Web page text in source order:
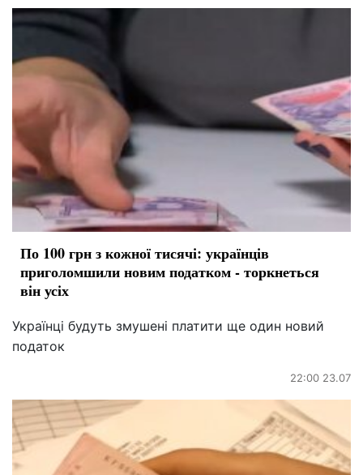
По 100 грн з кожної тисячі: українців
приголомшили новим податком - торкнеться
він усіх
Українці будуть змушені платити ще один новий
податок
22:00 23.07